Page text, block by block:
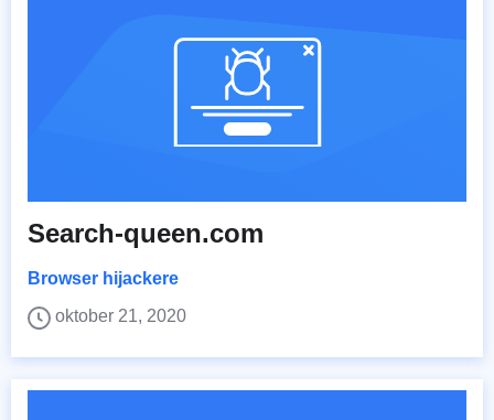
Search-queen.com
Browser hijackere
oktober 21, 2020